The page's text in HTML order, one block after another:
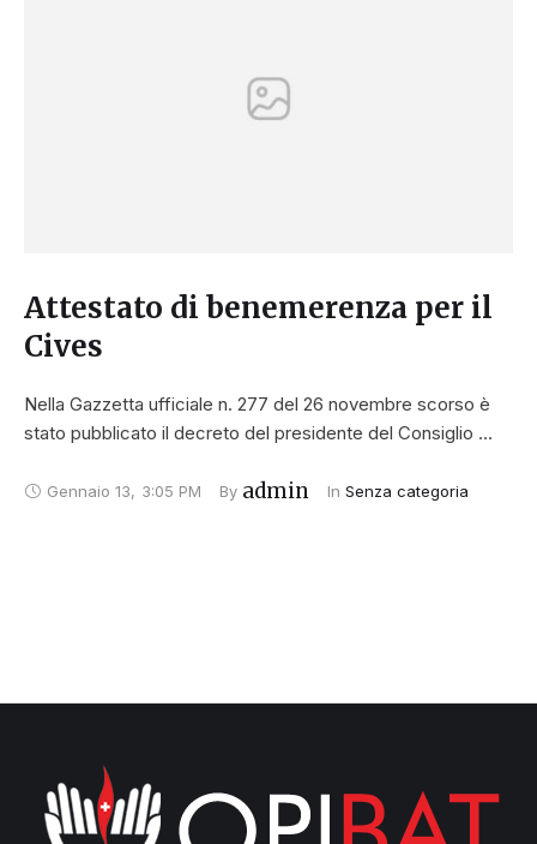
Attestato di benemerenza per il
Cives
Nella Gazzetta ufficiale n. 277 del 26 novembre scorso è
stato pubblicato il decreto del presidente del Consiglio …
Gennaio 13, 3:05 PM By admin In Senza categoria